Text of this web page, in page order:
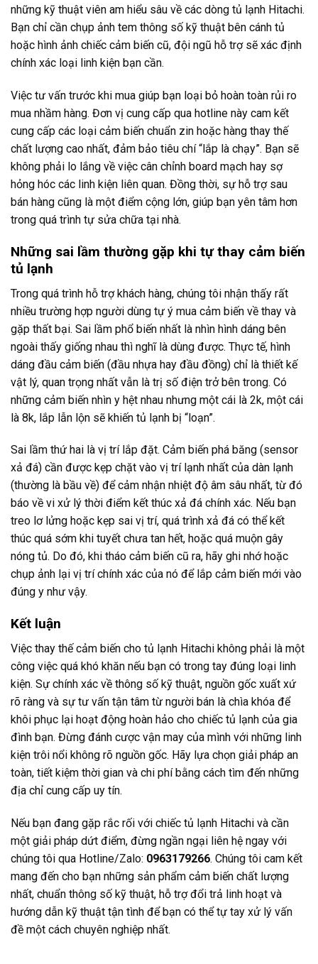
những kỹ thuật viên am hiểu sâu về các dòng tủ lạnh Hitachi.
Bạn chỉ cần chụp ảnh tem thông số kỹ thuật bên cánh tủ
hoặc hình ảnh chiếc cảm biến cũ, đội ngũ hỗ trợ sẽ xác định
chính xác loại linh kiện bạn cần.
Việc tư vấn trước khi mua giúp bạn loại bỏ hoàn toàn rủi ro
mua nhầm hàng. Đơn vị cung cấp qua hotline này cam kết
cung cấp các loại cảm biến chuẩn zin hoặc hàng thay thế
chất lượng cao nhất, đảm bảo tiêu chí “lắp là chạy”. Bạn sẽ
không phải lo lắng về việc cân chỉnh board mạch hay sợ
hỏng hóc các linh kiện liên quan. Đồng thời, sự hỗ trợ sau
bán hàng cũng là một điểm cộng lớn, giúp bạn yên tâm hơn
trong quá trình tự sửa chữa tại nhà.
Những sai lầm thường gặp khi tự thay cảm biến
tủ lạnh
Trong quá trình hỗ trợ khách hàng, chúng tôi nhận thấy rất
nhiều trường hợp người dùng tự ý mua cảm biến về thay và
gặp thất bại. Sai lầm phổ biến nhất là nhìn hình dáng bên
ngoài thấy giống nhau thì nghĩ là dùng được. Thực tế, hình
dáng đầu cảm biến (đầu nhựa hay đầu đồng) chỉ là thiết kế
vật lý, quan trọng nhất vẫn là trị số điện trở bên trong. Có
những cảm biến nhìn y hệt nhau nhưng một cái là 2k, một cái
là 8k, lắp lẫn lộn sẽ khiến tủ lạnh bị “loạn”.
Sai lầm thứ hai là vị trí lắp đặt. Cảm biến phá băng (sensor
xả đá) cần được kẹp chặt vào vị trí lạnh nhất của dàn lạnh
(thường là bầu về) để cảm nhận nhiệt độ âm sâu nhất, từ đó
báo về vi xử lý thời điểm kết thúc xả đá chính xác. Nếu bạn
treo lơ lửng hoặc kẹp sai vị trí, quá trình xả đá có thể kết
thúc quá sớm khi tuyết chưa tan hết, hoặc quá muộn gây
nóng tủ. Do đó, khi tháo cảm biến cũ ra, hãy ghi nhớ hoặc
chụp ảnh lại vị trí chính xác của nó để lắp cảm biến mới vào
đúng y như vậy.
Kết luận
Việc thay thế cảm biến cho tủ lạnh Hitachi không phải là một
công việc quá khó khăn nếu bạn có trong tay đúng loại linh
kiện. Sự chính xác về thông số kỹ thuật, nguồn gốc xuất xứ
rõ ràng và sự tư vấn tận tâm từ người bán là chìa khóa để
khôi phục lại hoạt động hoàn hảo cho chiếc tủ lạnh của gia
đình bạn. Đừng đánh cược vận may của mình với những linh
kiện trôi nổi không rõ nguồn gốc. Hãy lựa chọn giải pháp an
toàn, tiết kiệm thời gian và chi phí bằng cách tìm đến những
địa chỉ cung cấp uy tín.
Nếu bạn đang gặp rắc rối với chiếc tủ lạnh Hitachi và cần
một giải pháp dứt điểm, đừng ngần ngại liên hệ ngay với
chúng tôi qua Hotline/Zalo: 0963179266. Chúng tôi cam kết
mang đến cho bạn những sản phẩm cảm biến chất lượng
nhất, chuẩn thông số kỹ thuật, hỗ trợ đổi trả linh hoạt và
hướng dẫn kỹ thuật tận tình để bạn có thể tự tay xử lý vấn
đề một cách chuyên nghiệp nhất.